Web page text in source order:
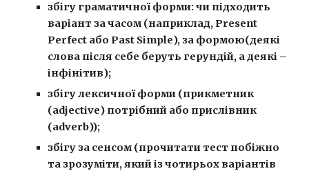
збігу граматичної форми: чи підходить
варіант за часом (наприклад, Present
Perfect або Past Simple), за формою(деякі
слова після себе беруть герундій, а деякі –
інфінітив);
збігу лексичної форми (прикметник
(adjective) потрібний або прислівник
(adverb));
збігу за сенсом (прочитати тест побіжно
та зрозуміти, який із чотирьох варіантів